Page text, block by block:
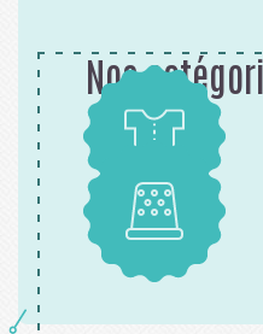
Nos
Patrons
Mercerie